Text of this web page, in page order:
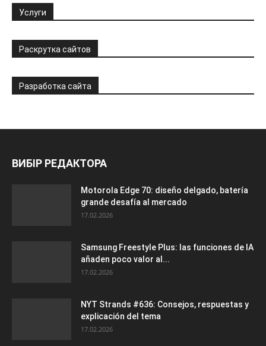
Услуги
Раскрутка сайтов
Разработка сайта
ВИБІР РЕДАКТОРА
Motorola Edge 70: diseño delgado, batería
grande desafía al mercado
17.02.2026
Samsung Freestyle Plus: las funciones de IA
añaden poco valor al...
17.02.2026
NYT Strands #636: Consejos, respuestas y
explicación del tema
17.02.2026